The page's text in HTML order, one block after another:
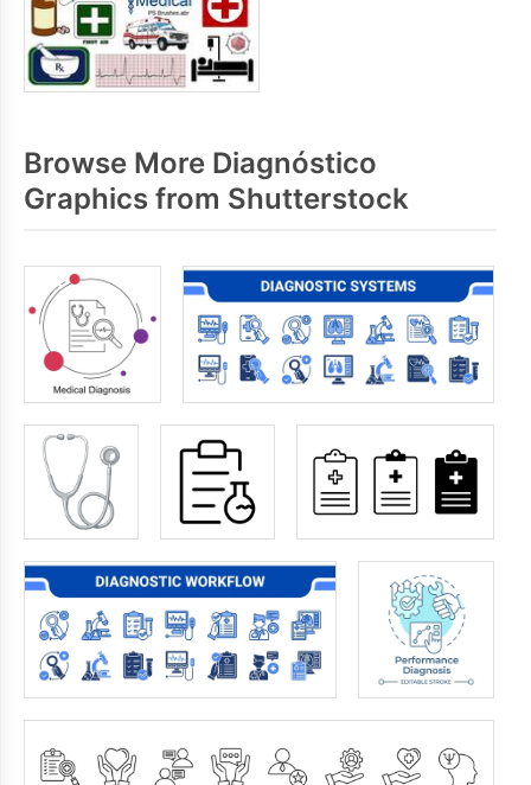
Browse More Diagnóstico
Graphics from Shutterstock